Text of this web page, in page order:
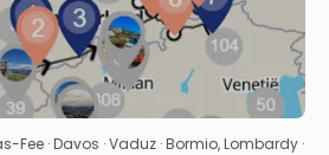
Bekijk
Fee · Davos · Vaduz · Bormio, Lombardy ·